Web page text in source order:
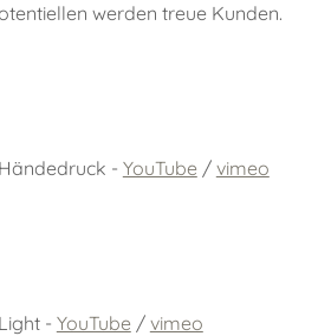
werden treue Kunden.
- YouTube / vimeo
- YouTube / vimeo